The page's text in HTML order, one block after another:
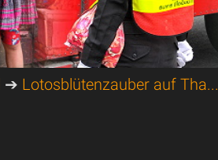
➔ Lotosblütenzauber auf Tha...